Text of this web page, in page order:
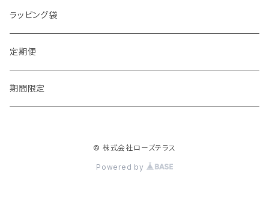
ラッピング袋
定期便
期間限定
© 株式会社ローズテラス
Powered by